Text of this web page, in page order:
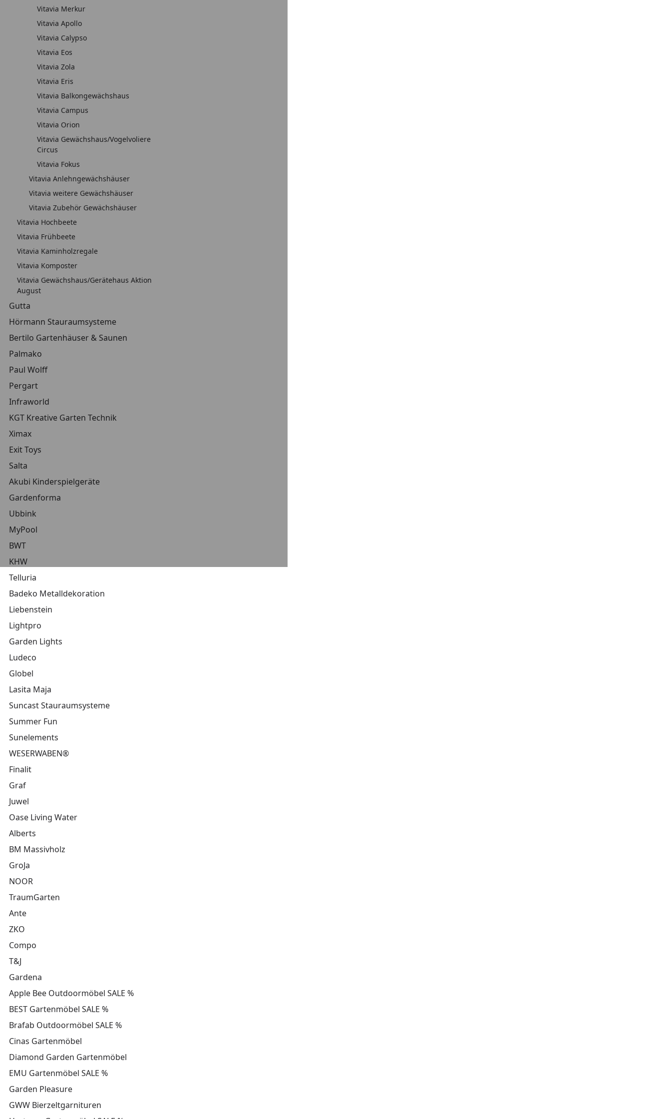
Vitavia Merkur
Vitavia Apollo
Vitavia Calypso
Vitavia Eos
Vitavia Zola
Vitavia Eris
Vitavia Balkongewächshaus
Vitavia Campus
Vitavia Orion
Vitavia Gewächshaus/Vogelvoliere
Circus
Vitavia Fokus
Vitavia Anlehngewächshäuser
Vitavia weitere Gewächshäuser
Vitavia Zubehör Gewächshäuser
Vitavia Hochbeete
Vitavia Frühbeete
Vitavia Kaminholzregale
Vitavia Komposter
Vitavia Gewächshaus/Gerätehaus Aktion
August
Gutta
Hörmann Stauraumsysteme
Bertilo Gartenhäuser & Saunen
Palmako
Paul Wolff
Pergart
Infraworld
KGT Kreative Garten Technik
Ximax
Exit Toys
Salta
Akubi Kinderspielgeräte
Gardenforma
Ubbink
MyPool
BWT
KHW
Telluria
Badeko Metalldekoration
Liebenstein
Lightpro
Garden Lights
Ludeco
Globel
Lasita Maja
Suncast Stauraumsysteme
Summer Fun
Sunelements
WESERWABEN®
Finalit
Graf
Juwel
Oase Living Water
Alberts
BM Massivholz
GroJa
NOOR
TraumGarten
Ante
ZKO
Compo
T&J
Gardena
Apple Bee Outdoormöbel SALE %
BEST Gartenmöbel SALE %
Brafab Outdoormöbel SALE %
Cinas Gartenmöbel
Diamond Garden Gartenmöbel
EMU Gartenmöbel SALE %
Garden Pleasure
GWW Bierzeltgarnituren